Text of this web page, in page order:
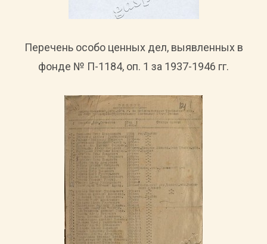
Перечень особо ценных дел, выявленных в
фонде № П-1184, оп. 1 за 1937-1946 гг.